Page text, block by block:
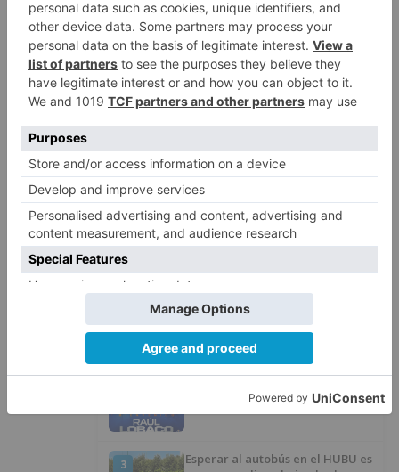
4
La provincia de Burgos celebra
el día de su patrón
La Guardia Civil desmonta la
versión de un repartidor tras
LO ÚLTIMO
1
Felix Gall ganador de la Vuelta a
San Pablo Burgos incorpora al
jugador Raúl Lobaco
3
Esperar al autobús en el HUBU es